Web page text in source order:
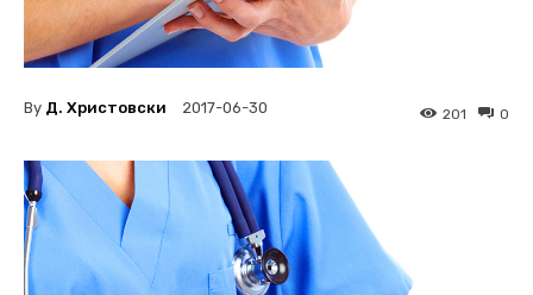
By Д. Христовски 2017-06-30 0
201